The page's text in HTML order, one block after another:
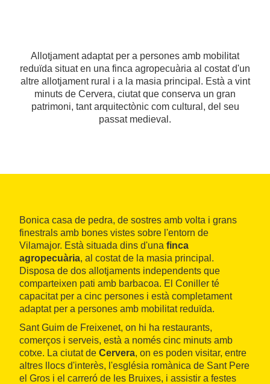
Allotjament adaptat per a persones amb mobilitat
reduïda situat en una finca agropecuària al costat d'un
altre allotjament rural i a la masia principal. Està a vint
minuts de Cervera, ciutat que conserva un gran
patrimoni, tant arquitectònic com cultural, del seu
passat medieval.
Bonica casa de pedra, de sostres amb volta i grans
finestrals amb bones vistes sobre l'entorn de
Vilamajor. Està situada dins d'una finca
agropecuària, al costat de la masia principal.
Disposa de dos allotjaments independents que
comparteixen pati amb barbacoa. El Coniller té
capacitat per a cinc persones i està completament
adaptat per a persones amb mobilitat reduïda.
Sant Guim de Freixenet, on hi ha restaurants,
comerços i serveis, està a només cinc minuts amb
cotxe. La ciutat de Cervera, on es poden visitar, entre
altres llocs d'interès, l'església romànica de Sant Pere
el Gros i el carreró de les Bruixes, i assistir a festes